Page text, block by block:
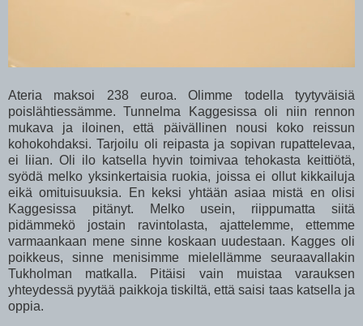
Ateria maksoi 238 euroa. Olimme todella tyytyväisiä
poislähtiessämme. Tunnelma Kaggesissa oli niin rennon
mukava ja iloinen, että päivällinen nousi koko reissun
kohokohdaksi. Tarjoilu oli reipasta ja sopivan rupattelevaa,
ei liian. Oli ilo katsella hyvin toimivaa tehokasta keittiötä,
syödä melko yksinkertaisia ruokia, joissa ei ollut kikkailuja
eikä omituisuuksia. En keksi yhtään asiaa mistä en olisi
Kaggesissa pitänyt. Melko usein, riippumatta siitä
pidämmekö jostain ravintolasta, ajattelemme, ettemme
varmaankaan mene sinne koskaan uudestaan. Kagges oli
poikkeus, sinne menisimme mielellämme seuraavallakin
Tukholman matkalla. Pitäisi vain muistaa varauksen
yhteydessä pyytää paikkoja tiskiltä, että saisi taas katsella ja
oppia.